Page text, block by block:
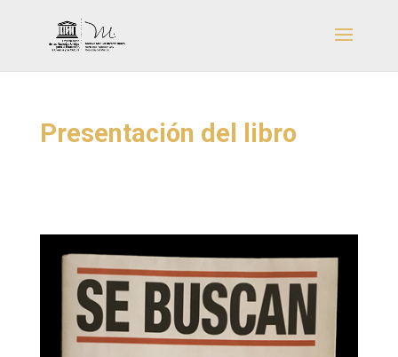
Presentación del libro